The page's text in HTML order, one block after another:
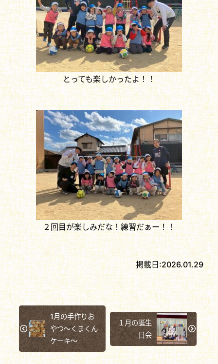
とっても楽しかったよ！！
２回目が楽しみだな！練習だぁー！！
掲載日:2026.01.29
1月の手作りお
やつ～くまくん
ケーキ～
１月の誕生
日会